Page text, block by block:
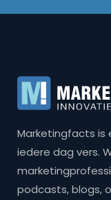
Marketingfacts is
iedere dag vers.
podcasts, blogs,